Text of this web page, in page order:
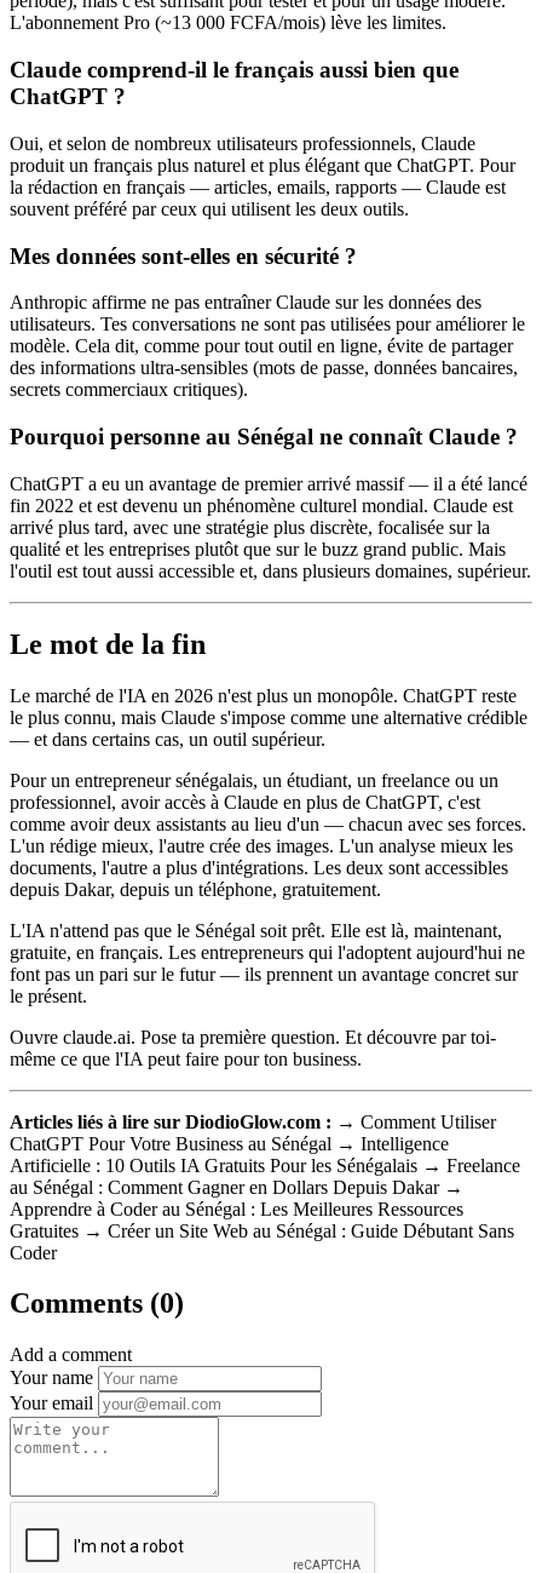
L'abonnement Pro (~13 000 FCFA/mois) lève les limites.
Claude comprend-il le français aussi bien que
ChatGPT ?
Oui, et selon de nombreux utilisateurs professionnels, Claude
produit un français plus naturel et plus élégant que ChatGPT. Pour
la rédaction en français — articles, emails, rapports — Claude est
souvent préféré par ceux qui utilisent les deux outils.
Mes données sont-elles en sécurité ?
Anthropic affirme ne pas entraîner Claude sur les données des
utilisateurs. Tes conversations ne sont pas utilisées pour améliorer le
modèle. Cela dit, comme pour tout outil en ligne, évite de partager
des informations ultra-sensibles (mots de passe, données bancaires,
secrets commerciaux critiques).
Pourquoi personne au Sénégal ne connaît Claude ?
ChatGPT a eu un avantage de premier arrivé massif — il a été lancé
fin 2022 et est devenu un phénomène culturel mondial. Claude est
arrivé plus tard, avec une stratégie plus discrète, focalisée sur la
qualité et les entreprises plutôt que sur le buzz grand public. Mais
l'outil est tout aussi accessible et, dans plusieurs domaines, supérieur.
Le mot de la fin
Le marché de l'IA en 2026 n'est plus un monopôle. ChatGPT reste
le plus connu, mais Claude s'impose comme une alternative crédible
— et dans certains cas, un outil supérieur.
Pour un entrepreneur sénégalais, un étudiant, un freelance ou un
professionnel, avoir accès à Claude en plus de ChatGPT, c'est
comme avoir deux assistants au lieu d'un — chacun avec ses forces.
L'un rédige mieux, l'autre crée des images. L'un analyse mieux les
documents, l'autre a plus d'intégrations. Les deux sont accessibles
depuis Dakar, depuis un téléphone, gratuitement.
L'IA n'attend pas que le Sénégal soit prêt. Elle est là, maintenant,
gratuite, en français. Les entrepreneurs qui l'adoptent aujourd'hui ne
font pas un pari sur le futur — ils prennent un avantage concret sur
le présent.
Ouvre claude.ai. Pose ta première question. Et découvre par toi-
même ce que l'IA peut faire pour ton business.
Articles liés à lire sur DiodioGlow.com : → Comment Utiliser
ChatGPT Pour Votre Business au Sénégal → Intelligence
Artificielle : 10 Outils IA Gratuits Pour les Sénégalais → Freelance
au Sénégal : Comment Gagner en Dollars Depuis Dakar →
Apprendre à Coder au Sénégal : Les Meilleures Ressources
Gratuites → Créer un Site Web au Sénégal : Guide Débutant Sans
Coder
Comments (0)
Add a comment
Your name
Your email